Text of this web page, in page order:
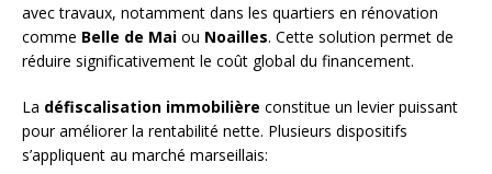
avec travaux, notamment dans les quartiers en rénovation
comme Belle de Mai ou Noailles. Cette solution permet de
réduire significativement le coût global du financement.
La défiscalisation immobilière constitue un levier puissant
pour améliorer la rentabilité nette. Plusieurs dispositifs
s’appliquent au marché marseillais: